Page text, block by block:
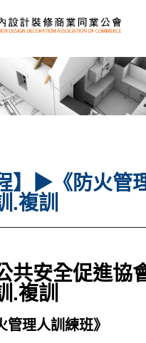
】▶《防火管
.複訓
共安全促進協
.複訓
管理人訓練班》